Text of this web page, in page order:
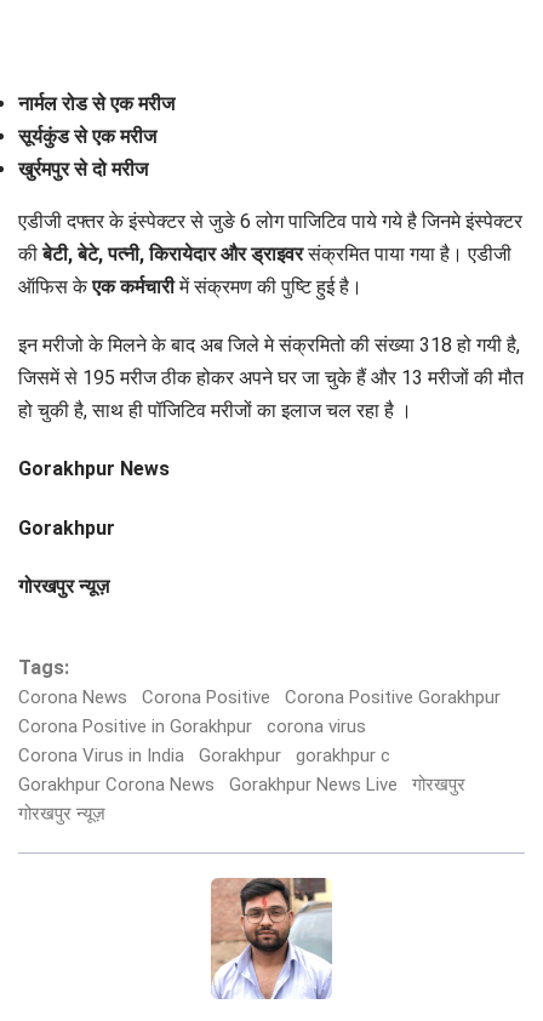
नार्मल रोड से एक मरीज
सूर्यकुंड से एक मरीज
खुर्रमपुर से दो मरीज
एडीजी दफ्तर के इंस्पेक्टर से जुङे 6 लोग पाजिटिव पाये गये है जिनमे इंस्पेक्टर
कीबेटी, बेटे, पत्नी, किरायेदार और ड्राइवरसंक्रमित पाया गया है। एडीजी
ऑफिस केएक कर्मचारीमें संक्रमण की पुष्टि हुई है।
इन मरीजो के मिलने के बाद अब जिले मे संक्रमितो की संख्या 318 हो गयी है,
जिसमें से 195 मरीज ठीक होकर अपने घर जा चुके हैं और 13 मरीजों की मौत
हो चुकी है, साथ ही पॉजिटिव मरीजों का इलाज चल रहा है ।
Gorakhpur News
Gorakhpur
गोरखपुर न्यूज़
Tags:
Corona News Corona Positive
Corona Positive Gorakhpur
Corona Positive in Gorakhpur
corona virus
Corona Virus in India
Gorakhpur
gorakhpur c
Gorakhpur Corona News
Gorakhpur News Live
गोरखपुर
गोरखपुर न्यूज़